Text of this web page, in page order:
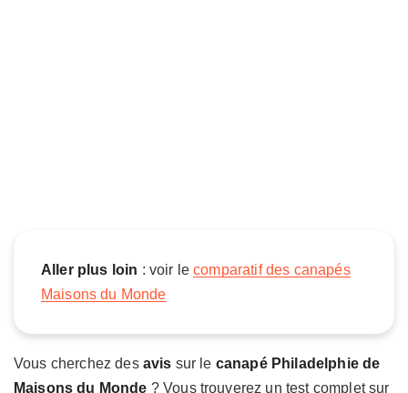
o
n
Aller plus loin : voir lecomparatif des canapés
Maisons du Monde
Vous cherchez des avis sur le canapé Philadelphie de
Maisons du Monde ? Vous trouverez un test complet sur